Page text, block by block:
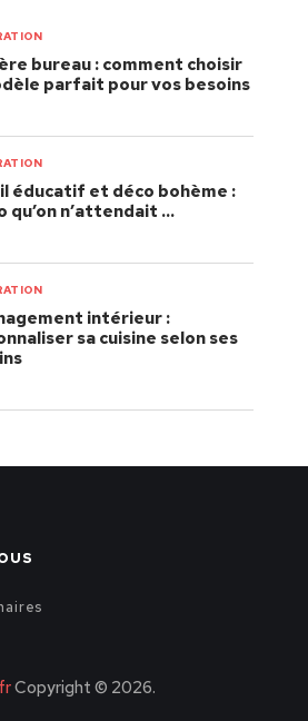
bureau : comment choisir
parfait pour vos besoins
éducatif et déco bohème :
qu’on n’attendait …
intérieur :
sa cuisine selon ses
Copyright © 2026.